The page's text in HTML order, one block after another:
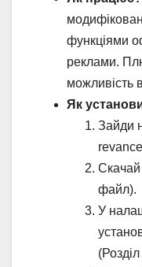
функціями
реклами.
можливість
Як
Зайди
файл).
У